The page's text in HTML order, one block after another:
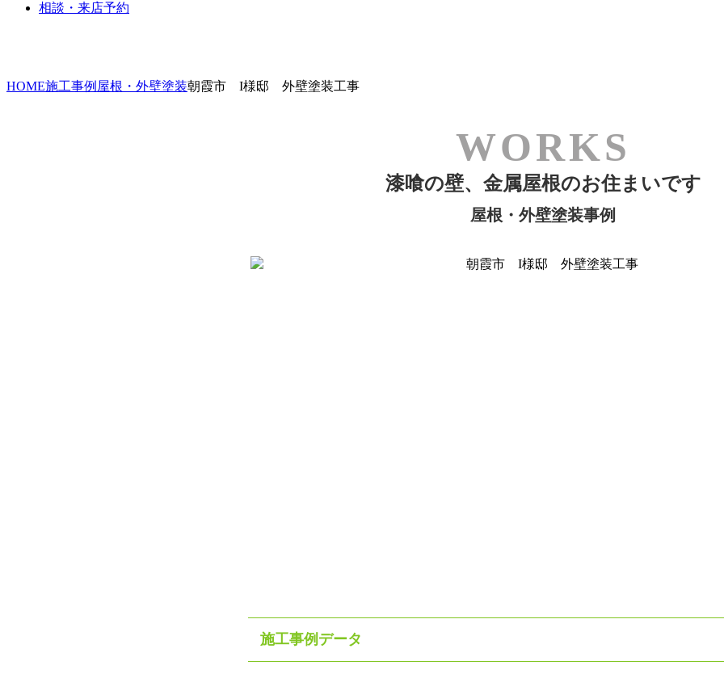
相談・来店予約
HOME施工事例 屋根・外壁塗装朝霞市 I様邸 外壁塗装工事
漆喰の壁、金属屋根のお住まいです
屋根・外壁塗装事例
施工事例データ